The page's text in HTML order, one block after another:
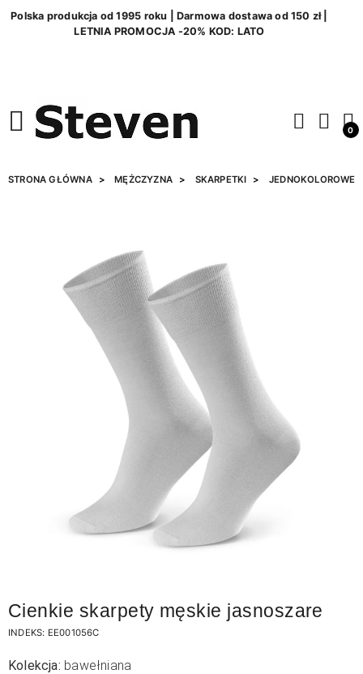
Polska produkcja od 1995 roku | Darmowa dostawa od 150 zł |
LETNIA PROMOCJA -20% KOD: LATO
0
STRONA GŁÓWNA MĘŻCZYZNA SKARPETKI JEDNOKOLOROWE
Cienkie skarpety męskie jasnoszare
INDEKS: EE001056C
Kolekcja: bawełniana